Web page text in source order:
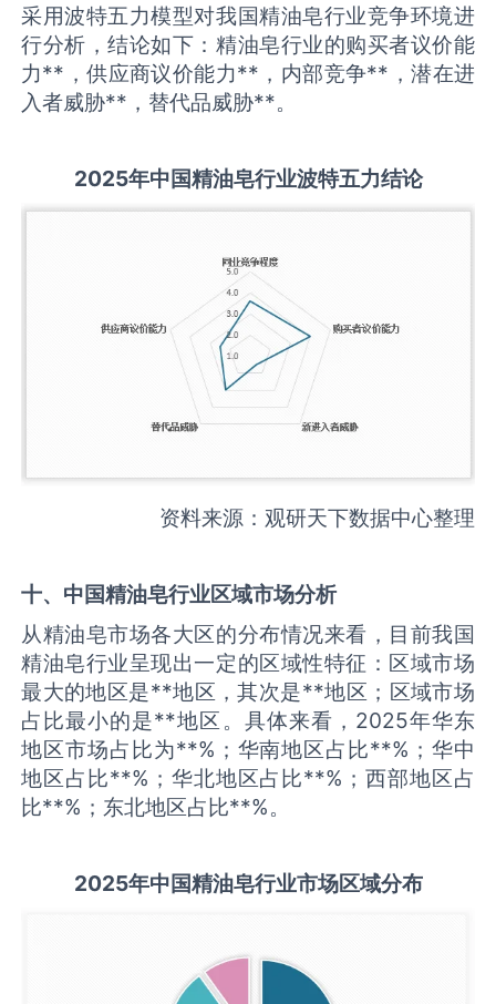
采用波特五力模型对我国精油皂行业竞争环境进
行分析，结论如下：精油皂行业的购买者议价能
力**，供应商议价能力**，内部竞争**，潜在进
入者威胁**，替代品威胁**。
2025年中国精油皂行业波特五力结论
资料来源：观研天下数据中心整理
十、中国精油皂行业区域市场分析
从精油皂市场各大区的分布情况来看，目前我国
精油皂行业呈现出一定的区域性特征：区域市场
最大的地区是**地区，其次是**地区；区域市场
占比最小的是**地区。具体来看，2025年华东
地区市场占比为**%；华南地区占比**%；华中
地区占比**%；华北地区占比**%；西部地区占
比**%；东北地区占比**%。
2025年中国精油皂行业市场区域分布